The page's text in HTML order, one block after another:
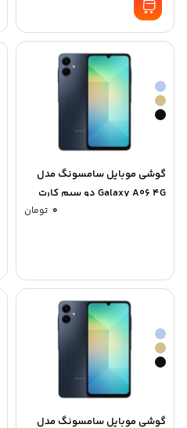
گوشی موبايل سامسونگ مدل
Galaxy A06 4G دو سیم کارت
ظرفیت 128 گیگابایت و رم 4
0 تومان
گوشی موبايل سامسونگ مدل